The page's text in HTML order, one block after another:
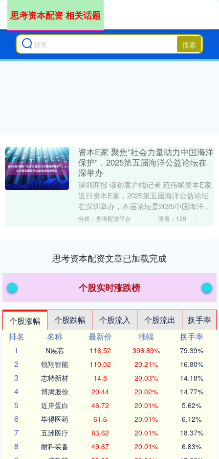
搜索
思考资本配资 相关话题
资本E家 聚焦“社会力量助力中国海洋
保护”，2025第五届海洋公益论坛在
深举办
深圳商报·读创客户端记者 苑伟斌资本E家
近日资本E家，2025第五届海洋公益论坛
在深圳举办，本届论坛是2025中国海洋经
济博览会的官方平行论坛，以“社会力量
分类：查询配资平台 查看：129
思考资本配资文章已加载完成
个股实时涨跌榜
个股涨幅 个股跌幅 个股流入 个股流出
换手率
排名
名称 最新价 涨幅
换手率
1
N展芯 116.52 396.89% 79.39%
2 锐翔智能 110.02 20.21% 16.80%
3 志特新材 14.8 20.03% 14.18%
4 博腾股份 20.44 20.02% 14.77%
5 近岸蛋白 46.72 20.01% 5.62%
6 毕得医药 61.6 20.01% 6.12%
7 五洲医疗 83.62 20.01% 18.37%
8 耐科装备 49.67 20.01% 6.83%